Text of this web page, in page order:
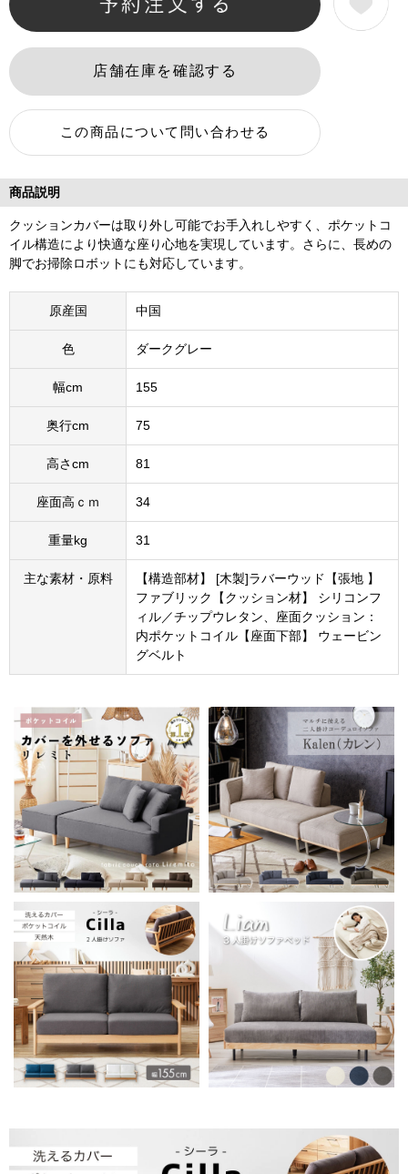
商品説明
クッションカバーは取り外し可能でお手入れしやすく、ポケットコ
イル構造により快適な座り心地を実現しています。さらに、長めの
脚でお掃除ロボットにも対応しています。
原産国 中国
色 ダークグレー
幅cm 155
奥行cm 75
高さcm 81
座面高ｃｍ 34
重量kg 31
主な素材・原料
【構造部材】 [木製]ラバーウッド【張地 】
ファブリック【クッション材】 シリコンフ
ィル／チップウレタン、座面クッション：
内ポケットコイル【座面下部】 ウェービン
グベルト